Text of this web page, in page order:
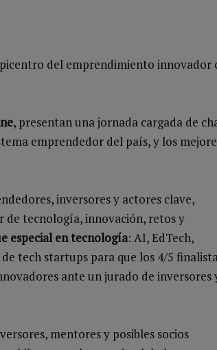
del emprendimiento innovador
, presentan una jornada cargada de
emprendedor del país, y los
inversores y actores clave,
de tecnología, innovación, retos y
especial en tecnología: AI, EdTech,
tech startups para que los 4/5
ante un jurado de inversores
mentores y posibles socios